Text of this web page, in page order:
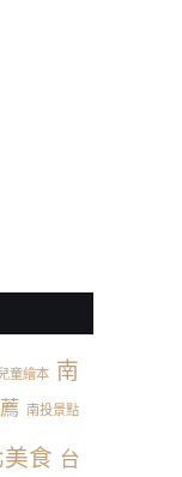
童繪本 南
南投景點
食 台